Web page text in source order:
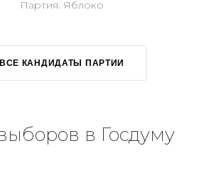
Партия: Яблоко
ВСЕ КАНДИДАТЫ ПАРТИИ
в Госдуму